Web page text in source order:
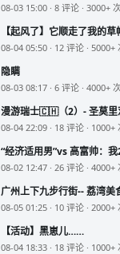
08-03 15:00 · 8 评论 · 3000+
【起风了】它顺走了我的草
08-04 05:50 · 12 评论 · 5000+
隐瞒
08-03 08:17 · 6 评论 · 4000+
漫游瑞士🇨🇭（2）- 圣莫里
08-04 22:09 · 18 评论 · 1000+
“经济适用男”vs 高富帅：
08-02 12:47 · 26 评论 · 4000+
广州上下九步行街-- 荔湾美
08-05 01:25 · 10 评论 · 2000+
【活动】黑崽儿……
08-04 18:33 · 18 评论 · 1000+